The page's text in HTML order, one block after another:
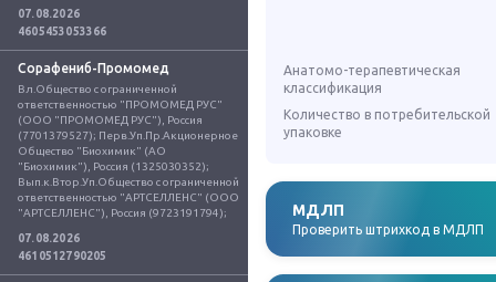
07.08.2026
4605453053366
Сорафениб-Промомед
Вл.Общество с ограниченной
ответственностью "ПРОМОМЕД РУС"
(ООО "ПРОМОМЕД РУС"), Россия
(7701379527); Перв.Уп.Пр.Акционерное
Общество "Биохимик" (АО
"Биохимик"), Россия (1325030352);
Вып.к.Втор.Уп.Общество с ограниченной
ответственностью "АРТСЕЛЛЕНС" (ООО
"АРТСЕЛЛЕНС"), Россия (9723191794);
07.08.2026
4610512790205
Анатомо-терапевтическая
классификация
Количество в потребительской
упаковке
МДЛП
Проверить штрихкод в МДЛП